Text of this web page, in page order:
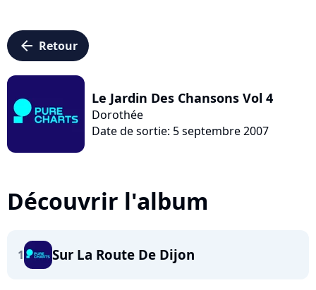
arrow_left Retour
Le Jardin Des Chansons Vol 4
Dorothée
Date de sortie: 5 septembre 2007
Découvrir l'album
1 Sur La Route De Dijon